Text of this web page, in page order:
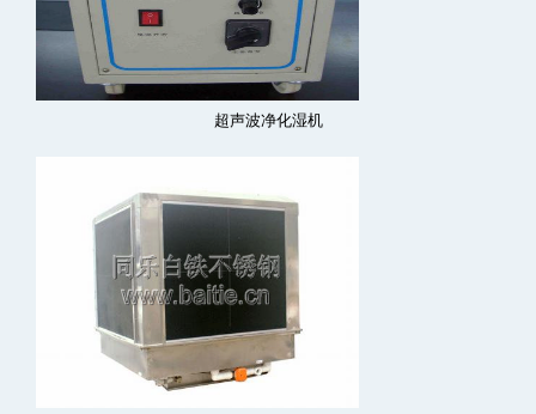
超声波净化湿机